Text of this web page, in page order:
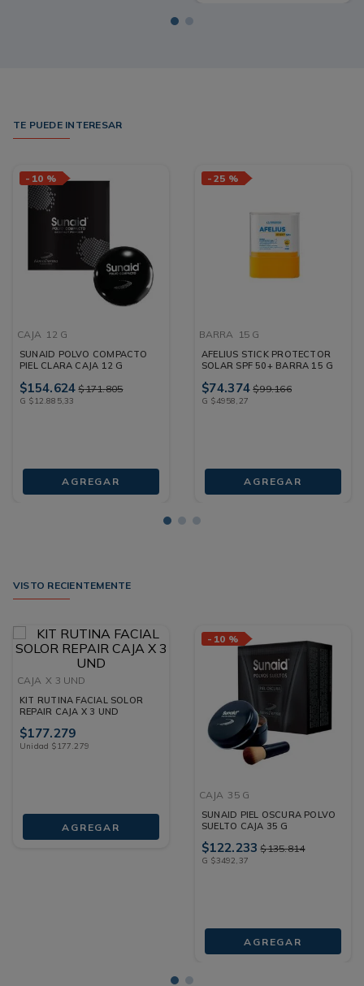
TE PUEDE INTERESAR
- 10 %
CAJA 12 G
SUNAID POLVO COMPACTO
PIEL CLARA CAJA 12 G
$154.624 $171.805
G $12.885,33
AGREGAR
- 25 %
BARRA 15 G
AFELIUS STICK PROTECTOR
SOLAR SPF 50+ BARRA 15 G
$74.374 $99.166
G $4958,27
AGREGAR
VISTO RECIENTEMENTE
CAJA X 3 UND
KIT RUTINA FACIAL SOLOR
REPAIR CAJA X 3 UND
$177.279
Unidad $177.279
AGREGAR
- 10 %
CAJA 35 G
SUNAID PIEL OSCURA POLVO
SUELTO CAJA 35 G
$122.233 $135.814
G $3492, 37
AGREGAR